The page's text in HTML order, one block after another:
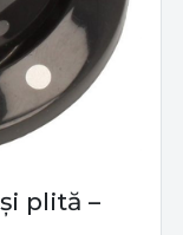
plită –